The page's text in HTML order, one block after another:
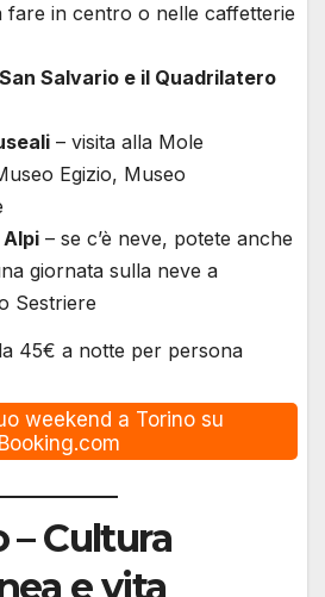
fare in centro o nelle caffetterie
Salvario e il Quadrilatero
– visita alla Mole
Egizio, Museo
– se c’è neve, potete anche
giornata sulla neve a
Sestriere
45€ a notte per persona
weekend a Torino su
Booking.com
– Cultura
e vita